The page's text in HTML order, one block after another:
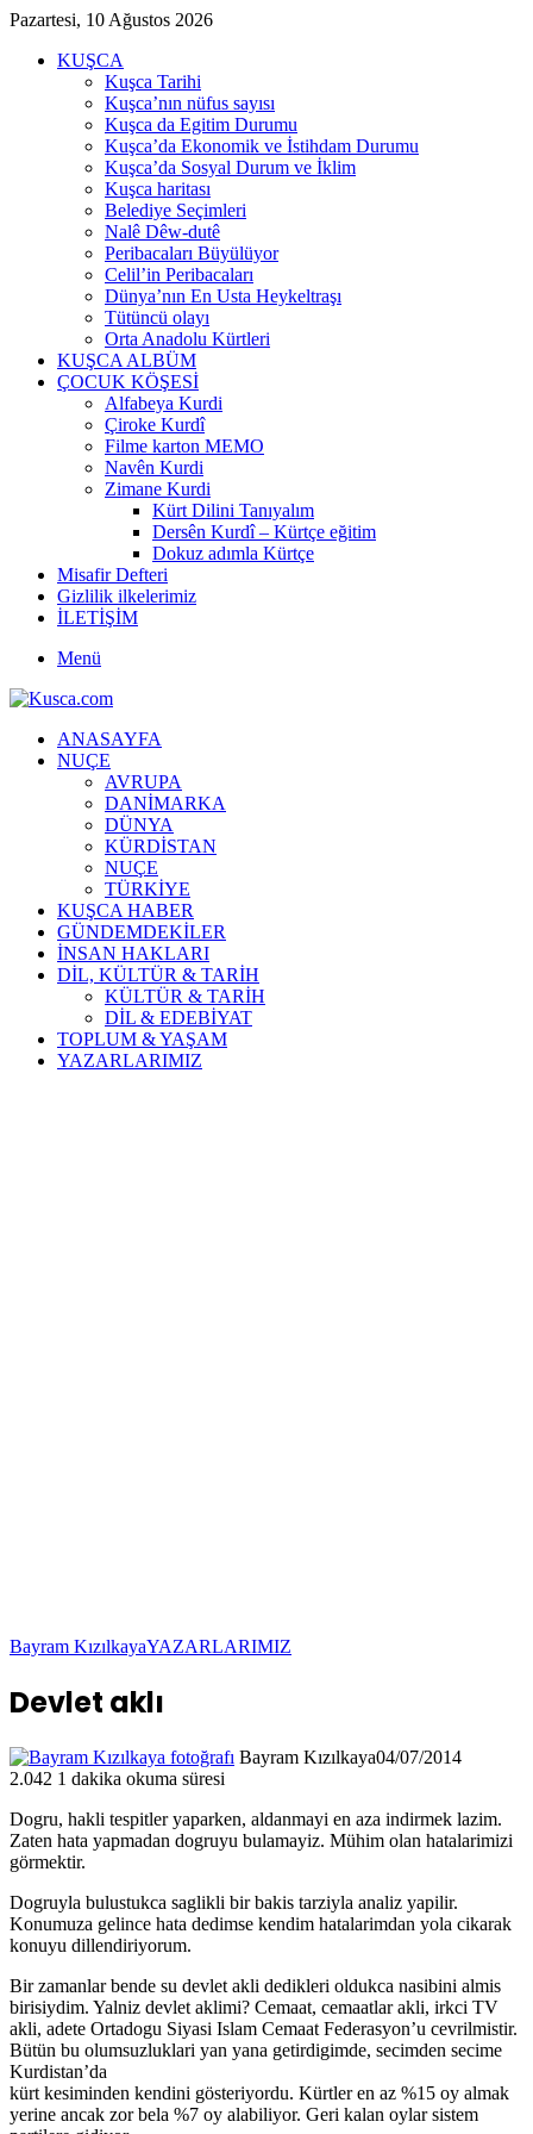
Pazartesi, 10 Ağustos 2026
KUŞCA
Kuşca Tarihi
Kuşca’nın nüfus sayısı
Kuşca da Egitim Durumu
Kuşca’da Ekonomik ve İstihdam Durumu
Kuşca’da Sosyal Durum ve İklim
Kuşca haritası
Belediye Seçimleri
Nalê Dêw-dutê
Peribacaları Büyülüyor
Celil’in Peribacaları
Dünya’nın En Usta Heykeltraşı
Tütüncü olayı
Orta Anadolu Kürtleri
KUŞCA ALBÜM
ÇOCUK KÖŞESİ
Alfabeya Kurdi
Çiroke Kurdî
Filme karton MEMO
Navên Kurdi
Zimane Kurdi
Kürt Dilini Tanıyalım
Dersên Kurdî – Kürtçe eğitim
Dokuz adımla Kürtçe
Misafir Defteri
Gizlilik ilkelerimiz
İLETİŞİM
Menü
ANASAYFA
NUÇE
AVRUPA
DANİMARKA
DÜNYA
KÜRDİSTAN
NUÇE
TÜRKİYE
KUŞCA HABER
GÜNDEMDEKİLER
İNSAN HAKLARI
DİL, KÜLTÜR & TARİH
KÜLTÜR & TARİH
DİL & EDEBİYAT
TOPLUM & YAŞAM
YAZARLARIMIZ
Bayram KızılkayaYAZARLARIMIZ
Devlet aklı
Bayram Kızılkaya04/07/2014
2.042 1 dakika okuma süresi
Dogru, hakli tespitler yaparken, aldanmayi en aza indirmek lazim.
Zaten hata yapmadan dogruyu bulamayiz. Mühim olan hatalarimizi
görmektir.
Dogruyla bulustukca saglikli bir bakis tarziyla analiz yapilir.
Konumuza gelince hata dedimse kendim hatalarimdan yola cikarak
konuyu dillendiriyorum.
Bir zamanlar bende su devlet akli dedikleri oldukca nasibini almis
birisiydim. Yalniz devlet aklimi? Cemaat, cemaatlar akli, irkci TV
akli, adete Ortadogu Siyasi Islam Cemaat Federasyon’u cevrilmistir.
Bütün bu olumsuzluklari yan yana getirdigimde, secimden secime
Kurdistan’da
kürt kesiminden kendini gösteriyordu. Kürtler en az %15 oy almak
yerine ancak zor bela %7 oy alabiliyor. Geri kalan oylar sistem